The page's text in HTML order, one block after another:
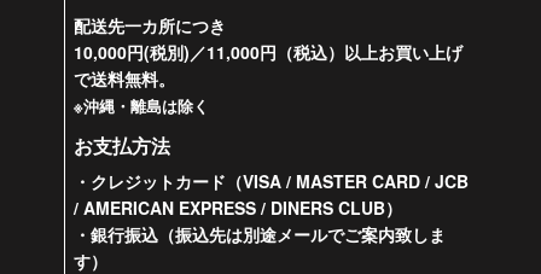
配送先一カ所につき
10,000円(税別)／11,000円（税込）以上お買い上げ
で送料無料。
※沖縄・離島は除く
お支払方法
・クレジットカード（VISA / MASTER CARD / JCB
/ AMERICAN EXPRESS / DINERS CLUB）
・銀行振込（振込先は別途メールでご案内致しま
す）